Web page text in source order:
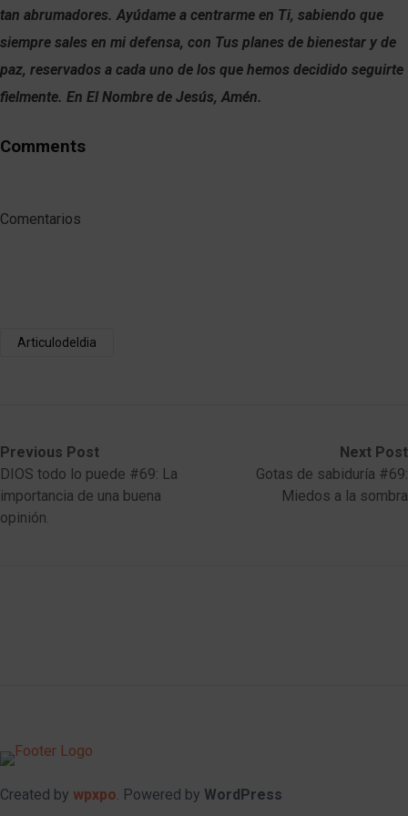
tan abrumadores. Ayúdame a centrarme en Ti, sabiendo que
siempre sales en mi defensa, con Tus planes de bienestar y de
paz, reservados a cada uno de los que hemos decidido seguirte
fielmente. En El Nombre de Jesús, Amén.
Comments
Comentarios
Articulodeldia
Post
navigation
Previous Post
Previous
post:
DIOS todo lo puede #69: La
importancia de una buena
opinión.
Next Post
Next
post:
Gotas de sabiduría #69:
Miedos a la sombra
Created by wpxpo. Powered by WordPress